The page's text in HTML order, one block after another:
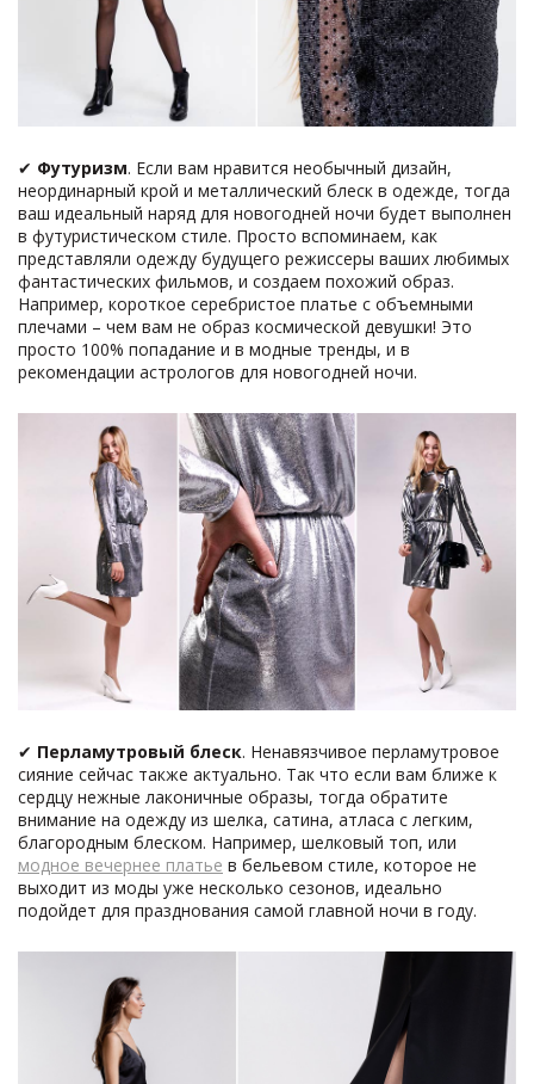
✔ Футуризм. Если вам нравится необычный дизайн,
неординарный крой и металлический блеск в одежде, тогда
ваш идеальный наряд для новогодней ночи будет выполнен
в футуристическом стиле. Просто вспоминаем, как
представляли одежду будущего режиссеры ваших любимых
фантастических фильмов, и создаем похожий образ.
Например, короткое серебристое платье с объемными
плечами – чем вам не образ космической девушки! Это
просто 100% попадание и в модные тренды, и в
рекомендации астрологов для новогодней ночи.
✔ Перламутровый блеск. Ненавязчивое перламутровое
сияние сейчас также актуально. Так что если вам ближе к
сердцу нежные лаконичные образы, тогда обратите
внимание на одежду из шелка, сатина, атласа с легким,
благородным блеском. Например, шелковый топ, или
модное вечернее платье в бельевом стиле, которое не
выходит из моды уже несколько сезонов, идеально
подойдет для празднования самой главной ночи в году.